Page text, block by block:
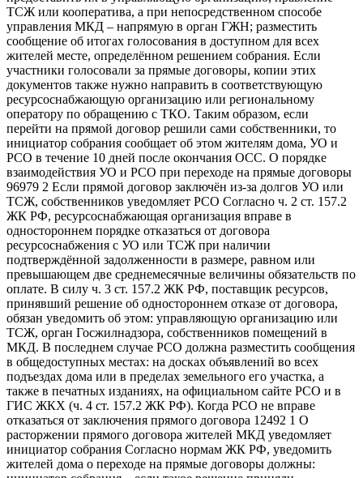
ТСЖ или кооператива, а при непосредственном способе
управления МКД – напрямую в орган ГЖН; разместить
сообщение об итогах голосования в доступном для всех
жителей месте, определённом решением собрания. Если
участники голосовали за прямые договоры, копии этих
документов также нужно направить в соответствующую
ресурсоснабжающую организацию или региональному
оператору по обращению с ТКО. Таким образом, если
перейти на прямой договор решили сами собственники, то
инициатор собрания сообщает об этом жителям дома, УО и
РСО в течение 10 дней после окончания ОСС. О порядке
взаимодействия УО и РСО при переходе на прямые договоры
96979 2 Если прямой договор заключён из-за долгов УО или
ТСЖ, собственников уведомляет РСО Согласно ч. 2 ст. 157.2
ЖК РФ, ресурсоснабжающая организация вправе в
одностороннем порядке отказаться от договора
ресурсоснабжения с УО или ТСЖ при наличии
подтверждённой задолженности в размере, равном или
превышающем две среднемесячные величины обязательств по
оплате. В силу ч. 3 ст. 157.2 ЖК РФ, поставщик ресурсов,
принявший решение об одностороннем отказе от договора,
обязан уведомить об этом: управляющую организацию или
ТСЖ, орган Госжилнадзора, собственников помещений в
МКД. В последнем случае РСО должна разместить сообщения
в общедоступных местах: на досках объявлений во всех
подъездах дома или в пределах земельного его участка, а
также в печатных изданиях, на официальном сайте РСО и в
ГИС ЖКХ (ч. 4 ст. 157.2 ЖК РФ). Когда РСО не вправе
отказаться от заключения прямого договора 12492 1 О
расторжении прямого договора жителей МКД уведомляет
инициатор собрания Согласно нормам ЖК РФ, уведомить
жителей дома о переходе на прямые договоры должны: